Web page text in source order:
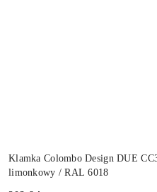
Klamka Colombo Design DUE
limonkowy / RAL 6018